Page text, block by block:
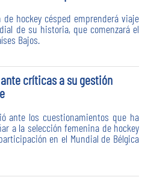
hockey césped emprenderá viaje
de su historia, que comenzará el
Bajos.
críticas a su gestión
ante los cuestionamientos que ha
a la selección femenina de hockey
en el Mundial de Bélgica